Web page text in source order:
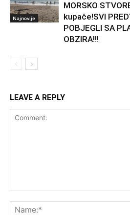
Najnovije
MORSKO
kupače!SVI
POBJEGLI SA
OBZIRA!!!
LEAVE A REPLY